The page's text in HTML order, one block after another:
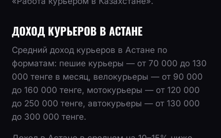
ДОХОД КУРЬЕРОВ В АСТАНЕ
Средний доход курьеров в Астане по
форматам: пешие курьеры — от 70 000 до 130
000 тенге в месяц, велокурьеры — от 90 000
до 160 000 тенге, мотокурьеры — от 120 000
до 250 000 тенге, автокурьеры — от 130 000
до 300 000 тенге.